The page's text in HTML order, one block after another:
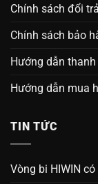
Chính sách đổi
Chính sách bảo
Hướng dẫn
Hướng dẫn mua
TIN TỨC
Vòng bi HIWIN